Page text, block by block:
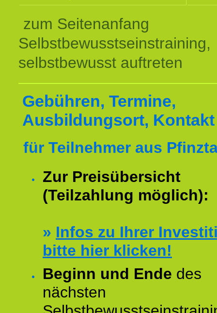
zum Seitenanfang
Selbstbewusstseinstraining,
selbstbewusst auftreten
Gebühren, Termine,
Ausbildungsort, Kontakt
für Teilnehmer aus
Zur Preisübersicht
(Teilzahlung möglich):
» Infos zu Ihrer
bitte hier klicken!
Beginn und Ende des
nächsten